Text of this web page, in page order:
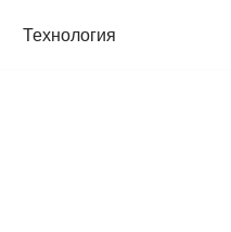
Технология